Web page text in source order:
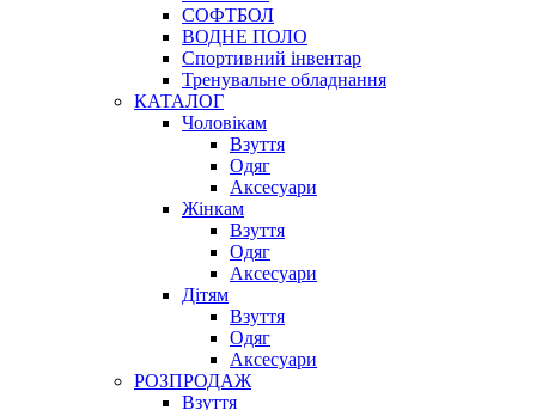
СОФТБОЛ
ВОДНЕ ПОЛО
Спортивний інвентар
Тренувальне обладнання
КАТАЛОГ
Чоловікам
Взуття
Одяг
Аксесуари
Жінкам
Взуття
Одяг
Аксесуари
Дітям
Взуття
Одяг
Аксесуари
РОЗПРОДАЖ
Взуття